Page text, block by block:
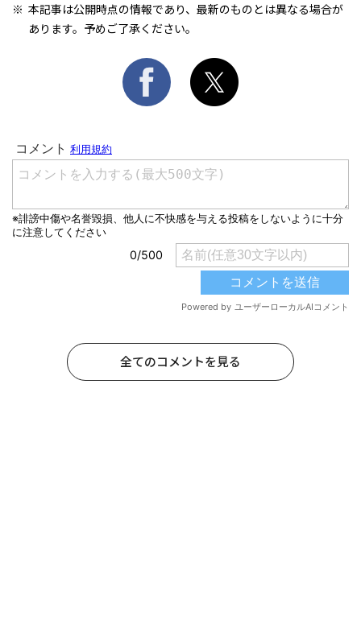
本記事は公開時点の情報であり、最新のものとは異なる場合が
あります。予めご了承ください。
全てのコメントを見る